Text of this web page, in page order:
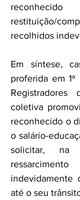
restituição/
recolhidos
Em síntese,
proferida em
coletiva
reconhecido o
o salário-
solicitar, na
indevidamente
até o seu